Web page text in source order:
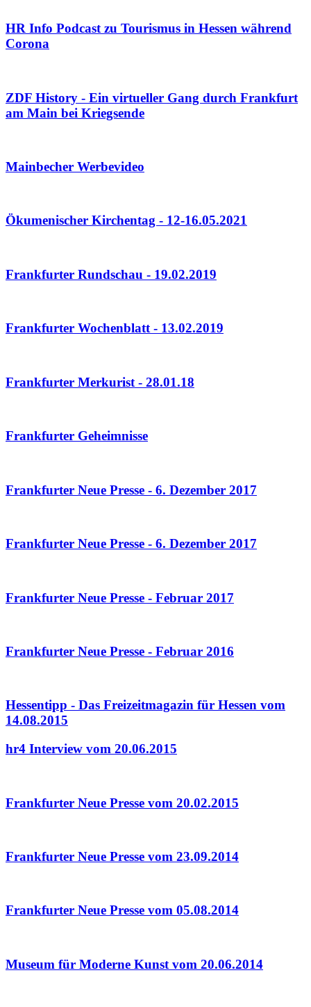
HR Info Podcast zu Tourismus in Hessen während
Corona
ZDF History - Ein virtueller Gang durch Frankfurt
am Main bei Kriegsende
Mainbecher Werbevideo
Ökumenischer Kirchentag - 12-16.05.2021
Frankfurter Rundschau - 19.02.2019
Frankfurter Wochenblatt - 13.02.2019
Frankfurter Merkurist - 28.01.18
Frankfurter Geheimnisse
Frankfurter Neue Presse - 6. Dezember 2017
Frankfurter Neue Presse - 6. Dezember 2017
Frankfurter Neue Presse - Februar 2017
Frankfurter Neue Presse - Februar 2016
Hessentipp - Das Freizeitmagazin für Hessen vom
14.08.2015
hr4 Interview vom 20.06.2015
Frankfurter Neue Presse vom 20.02.2015
Frankfurter Neue Presse vom 23.09.2014
Frankfurter Neue Presse vom 05.08.2014
Museum für Moderne Kunst vom 20.06.2014